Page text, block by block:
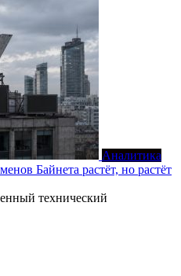
Аналитика
Байнета растёт, но растёт
технический